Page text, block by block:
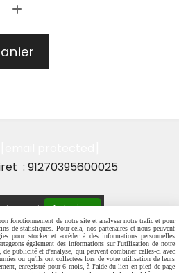
: 91270395600025
Autoriser
SE RÉTRACTER
POLITIQUE DE
fonctionnement de notre site et analyser notre trafic et pour
de statistiques. Pour cela, nos partenaires et nous peuvent
pour stocker et accéder à des informations personnelles
également des informations sur l'utilisation de notre
de publicité et d'analyse, qui peuvent combiner celles-ci avec
ou qu'ils ont collectées lors de votre utilisation de leurs
enregistré pour 6 mois, à l'aide du lien en pied de page